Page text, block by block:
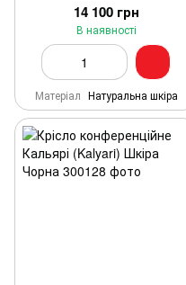
14 100 грн
В наявності
Матеріал Натуральна шкіра